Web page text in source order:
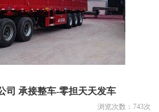
司 承接整车-零担天天发车
浏览次数： 743次